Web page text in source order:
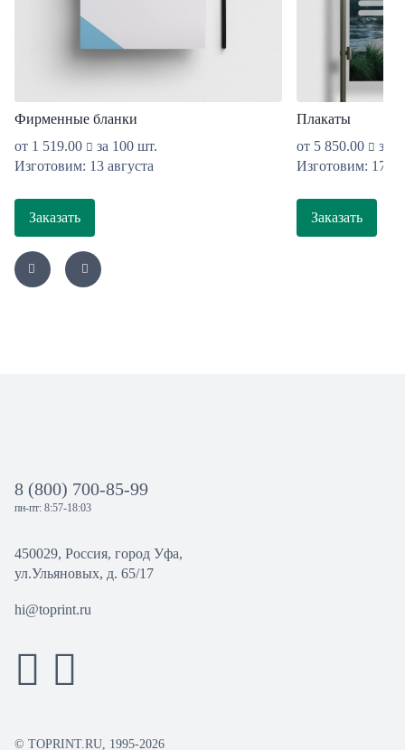
Фирменные бланки
от 1 519.00
за 100 шт.
Изготовим: 13 августа
Заказать
Плакаты
от 5 850.00
за
Изготовим: 17
Заказать
8 (800) 700-85-99
пн-пт: 8:57-18:03
450029, Россия, город Уфа,
ул.Ульяновых, д. 65/17
hi@toprint.ru
© TOPRINT.RU, 1995-2026